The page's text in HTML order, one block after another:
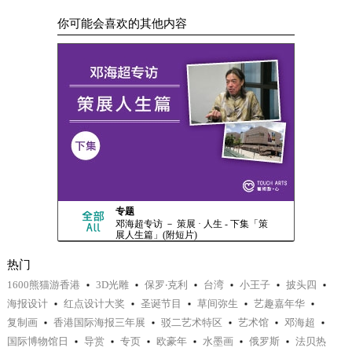
你可能会喜欢的其他内容
专题
邓海超专访 － 策展 · 人生 - 下集「策
展人生篇」(附短片)
热门
1600熊猫游香港 3D光雕 保罗‧克利 台湾 小王子
披头四
海报设计
红点设计大奖 圣诞节目 草间弥生
艺趣嘉年华
复制画
香港国际海报三年展 驳二艺术特区 艺术馆
邓海超
国际博物馆日
导赏 专页 欧豪年 水墨画 俄罗斯 法贝热